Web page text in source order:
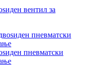
вентил за
пневматски